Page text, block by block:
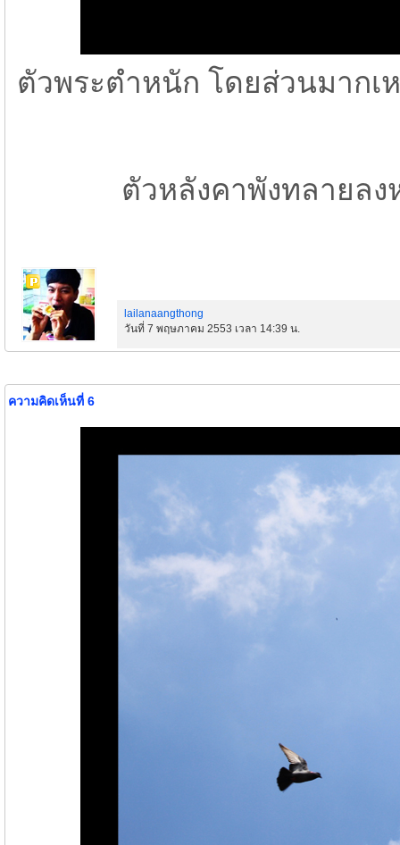
ตัวพระตำหนัก โดยส่วนมากเ
ตัวหลังคาพังทลายลงห
lailanaangthong
วันที่ 7 พฤษภาคม 2553 เวลา 14:39 น.
ความคิดเห็นที่ 6